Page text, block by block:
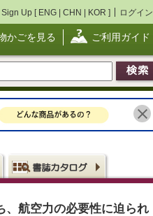
Sign Up [ ENG | CHN | KOR ] ログイン
かごを見る ご利用ガイド
、航空力の必要性に迫られ